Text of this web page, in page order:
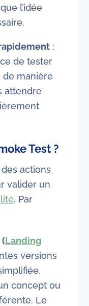
l’idée
:
de tester
de manière
attendre
Test ?
actions
valider un
. Par
Landing
versions
concept ou
Le